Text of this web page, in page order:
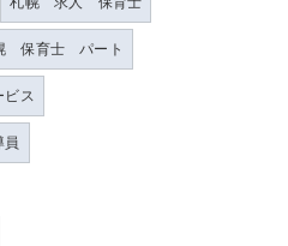
保育士 パート
ス